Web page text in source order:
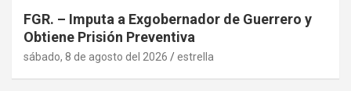
FGR. – Imputa a Exgobernador de Guerrero y
Obtiene Prisión Preventiva
sábado, 8 de agosto del 2026 estrella